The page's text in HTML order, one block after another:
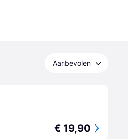
Aanbevolen
€ 19,90